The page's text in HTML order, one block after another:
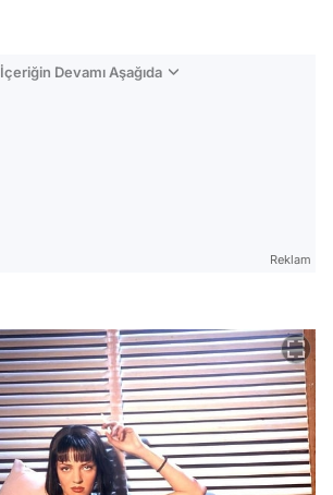
İçeriğin Devamı Aşağıda
Reklam